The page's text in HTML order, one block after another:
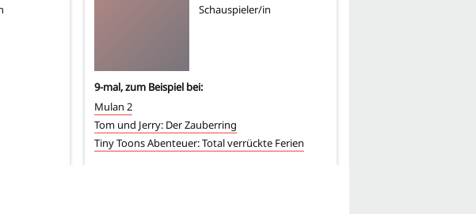
Schauspieler/in
9-mal, zum Beispiel bei:
Mulan 2
Tom und Jerry: Der Zauberring
Tiny Toons Abenteuer: Total verrückte Ferien